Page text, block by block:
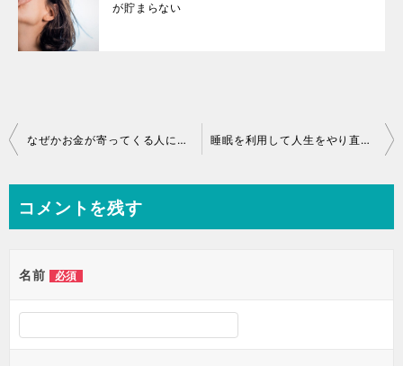
が貯まらない
なぜかお金が寄ってくる人になるために必要な３つの基礎知識 睡眠を利用して人生をやり直す方法があったので試してみました
コメントを残す
名前 必須